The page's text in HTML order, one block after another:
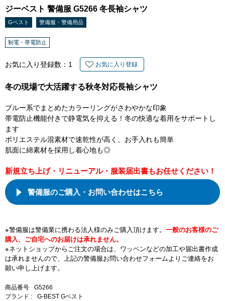
ジーベスト 警備服 G5266 冬長袖シャツ
Gベスト 警備服・警備用品
制電・帯電防止
お気に入り登録数： 1 お気に入り登録
冬の現場で大活躍する秋冬対応長袖シャツ
ブルー系でまとめたカラーリングがさわやかな印象
帯電防止機能付きで静電気を抑える！冬の快適な着用をサポートし
ます
ポリエステル混素材で速乾性が高く、お手入れも簡単
肌面に綿素材を採用し着心地も◎
新規立ち上げ・リニューアル・服装届出書もお任せください！
警備服のご購入・お問い合わせはこちら
※警備服は警備業に携わる法人様のみご購入頂けます。 一般のお客様のご
購入、ご自宅へのお届けは承れません。
※ネットショップからご注文の場合は、ワッペンなどの加工や届出書作成
は承れませんので、上記の警備服お問い合わせフォームよりご連絡をお
願い申し上げます。
商品番号
G5266
ブランド :
G-BEST Gベスト